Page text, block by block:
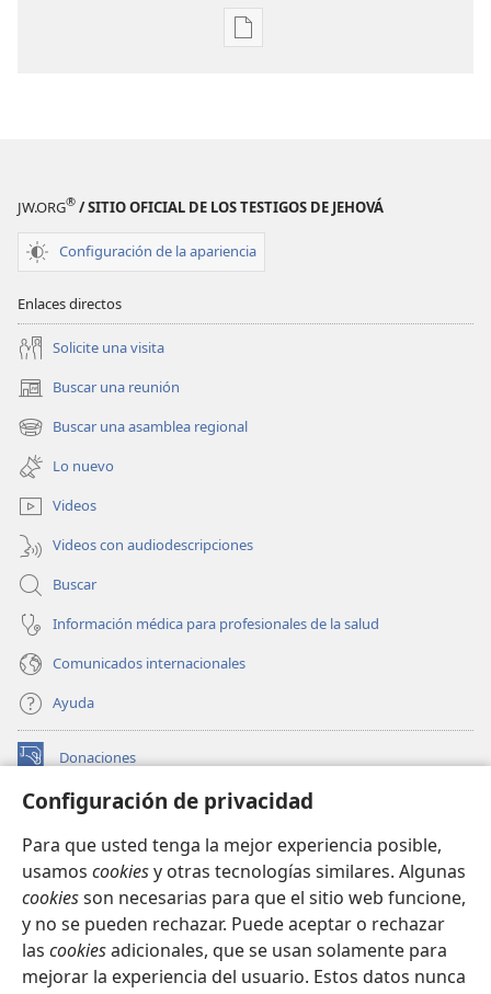
Configuración de privacidad
Para que usted tenga la mejor experiencia posible,
usamos cookiesy otras tecnologías similares. Algunas
cookiesson necesarias para que el sitio web funcione,
y no se pueden rechazar. Puede aceptar o rechazar
las cookiesadicionales, que se usan solamente para
mejorar la experiencia del usuario. Estos datos nunca
Opciones
Septiembre
JW.ORG® / SITIO OFICIAL DE LOS TESTIGOS DE JEHOVÁ
Configuración de la apariencia
Enlaces directos
Solicite una visita
Buscar una reunión
(abre
una
nueva
ventana)
Buscar una asamblea regional
(abre
una
nueva
ventana)
Lo nuevo
Videos
Videos con audiodescripciones
Buscar
Información médica para profesionales de la salud
Comunicados internacionales
Ayuda
Donaciones
(abre
nueva BIBLIOTECA EN LÍNEA Watchtower™
una
nueva
ventana)
JW Hub
(abre
una
nueva
ventana)
JW Library
Watchtower Library